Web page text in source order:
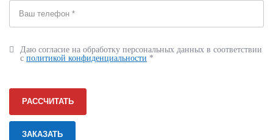
Даю согласие на обработку персональных данных в соответствии
с политикой конфиденциальности *
РАССЧИТАТЬ